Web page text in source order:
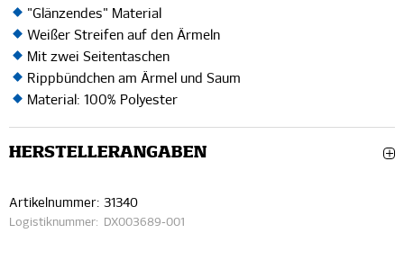
"Glänzendes" Material
Weißer Streifen auf den Ärmeln
Mit zwei Seitentaschen
Rippbündchen am Ärmel und Saum
Material: 100% Polyester
HERSTELLERANGABEN
Artikelnummer: 31340
Logistiknummer: DX003689-001